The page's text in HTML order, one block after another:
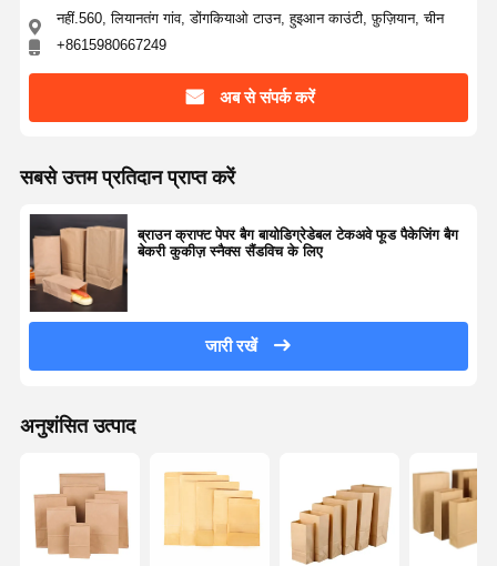
नहीं.560, लियानतंग गांव, डोंगकियाओ टाउन, हुइआन काउंटी, फ़ुज़ियान, चीन
+8615980667249
अब से संपर्क करें
सबसे उत्तम प्रतिदान प्राप्त करें
ब्राउन क्राफ्ट पेपर बैग बायोडिग्रेडेबल टेकअवे फूड पैकेजिंग बैग
बेकरी कुकीज़ स्नैक्स सैंडविच के लिए
जारी रखें
अनुशंसित उत्पाद